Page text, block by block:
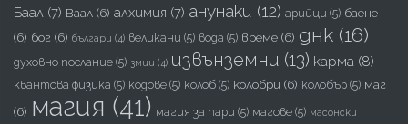
Баал (7) Ваал (6) алхимия (7) анунаки (12) арийци (5) баене
(6) бог (6) българи (4) великани (5) вода (5) време (6) днк (16)
духовно послание (5) змии (4) извънземни (13) карма (8)
квантова физика (5) кодове (5) колоб (5) колобри (6) колобър (5) маг
(6) магия (41) магия за пари (5) магове (5) масонски